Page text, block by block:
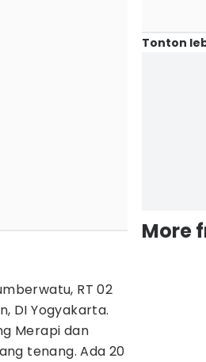
RT 02
DI Yogyakarta.
Merapi dan
tenang. Ada 20
Tonton
More